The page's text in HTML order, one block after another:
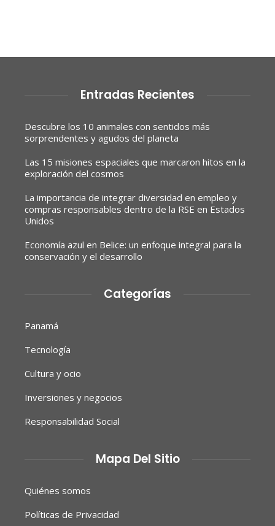
Entradas Recientes
Descubre los 10 animales con sentidos más
sorprendentes y agudos del planeta
Las 15 misiones espaciales que marcaron hitos en la
exploración del cosmos
La importancia de integrar diversidad en empleo y
compras responsables dentro de la RSE en Estados
Unidos
Economía azul en Belice: un enfoque integral para la
conservación y el desarrollo
Categorías
Panamá
Tecnología
Cultura y ocio
Inversiones y negocios
Responsabilidad Social
Mapa Del Sitio
Quiénes somos
Políticas de Privacidad